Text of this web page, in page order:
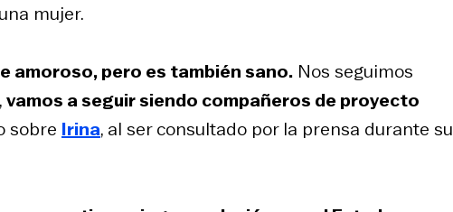
mujer.
amoroso, pero es también sano. Nos seguimos
vamos a seguir siendo compañeros de proyecto
sobre Irina, al ser consultado por la prensa durante su